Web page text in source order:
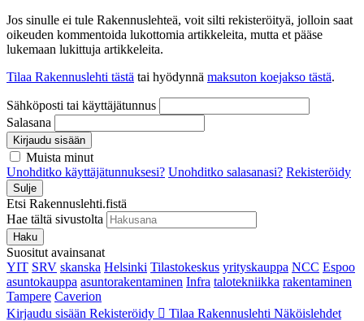
Jos sinulle ei tule Rakennuslehteä, voit silti rekisteröityä, jolloin saat
oikeuden kommentoida lukottomia artikkeleita, mutta et pääse
lukemaan lukittuja artikkeleita.
Tilaa Rakennuslehti tästä tai hyödynnä maksuton koejakso tästä.
Sähköposti tai käyttäjätunnus
Salasana
Kirjaudu sisään
Muista minut
Unohditko käyttäjätunnuksesi? Unohditko salasanasi? Rekisteröidy
Sulje
Etsi Rakennuslehti.fistä
Hae tältä sivustolta
Haku
Suositut avainsanat
YIT SRV skanska Helsinki Tilastokeskus yrityskauppa NCC Espoo
asuntokauppa asuntorakentaminen Infra talotekniikka rakentaminen
Tampere Caverion
Kirjaudu sisään Rekisteröidy Tilaa Rakennuslehti Näköislehdet